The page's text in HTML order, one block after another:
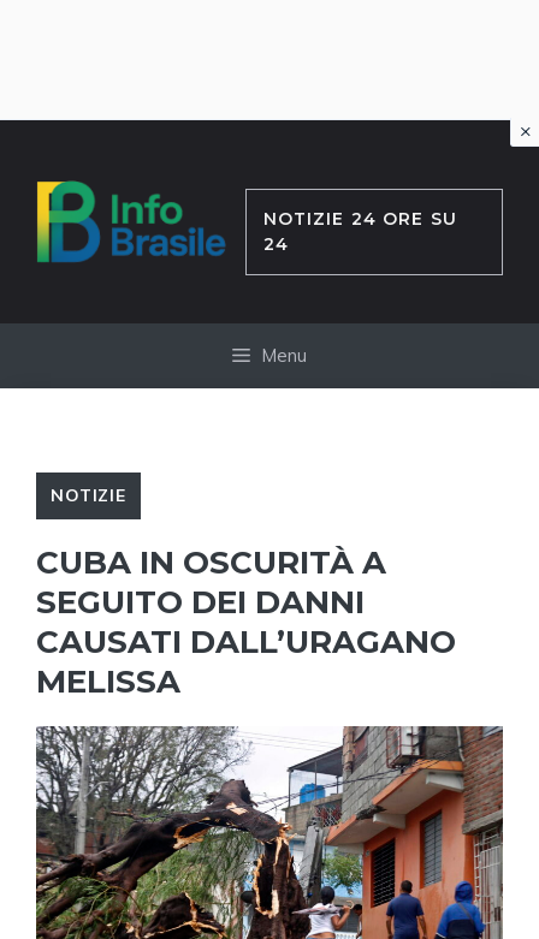
contenuto
NOTIZIE 24 ORE SU
24
Menu
NOTIZIE
CUBA IN OSCURITÀ A
SEGUITO DEI DANNI
CAUSATI DALL’URAGANO
MELISSA
×